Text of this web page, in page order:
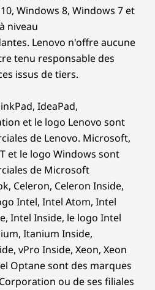
Windows 8, Windows 7 et
niveau
Lenovo n'offre aucune
tenu responsable des
issus de tiers.
IdeaPad,
et le logo Lenovo sont
de Lenovo. Microsoft,
et le logo Windows sont
de Microsoft
Celeron, Celeron Inside,
Intel, Intel Atom, Intel
Intel Inside, le logo Intel
Itanium Inside,
vPro Inside, Xeon, Xeon
Optane sont des marques
ou de ses filiales